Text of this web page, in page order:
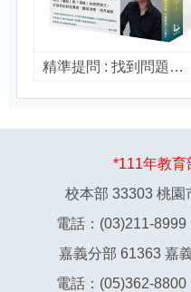
精準提問 : 找到問題解方, 培養創意思維、發揮專業影響力的16個提問心法 / 洪震宇著
*111年教育
校本部 33303 桃
電話：(03)211-
嘉義分部 61363 嘉
電話：(05)362-